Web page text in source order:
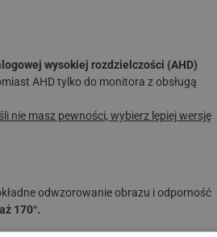
wysokiej rozdzielczości (AHD)
AHD tylko do monitora z obsługą
nie masz pewności, wybierz lepiej wersję
odwzorowanie obrazu i odporność
170°.